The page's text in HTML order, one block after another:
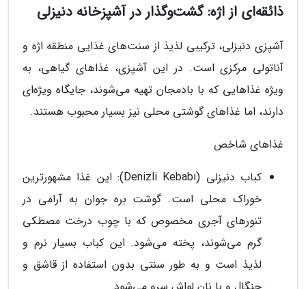
ذائقه‌ای از اژه: گشت‌وگذار در آشپزخانه دنیزلی
آشپزی دنیزلی، ترکیبی لذیذ از سنت‌های غذایی منطقه اژه و
آناتولی مرکزی است. در این آشپزی، غذاهای گیاهی، به
ویژه غذاهایی که با بادمجان تهیه می‌شوند، جایگاه ویژه‌ای
دارند، اما غذاهای گوشتی محلی نیز بسیار محبوب هستند.
غذاهای شاخص
کباب دنیزلی (Denizli Kebabı): این غذا مشهورترین
خوراک محلی است. گوشت بره جوان به آرامی در
تنورهای آجری مخصوص که با چوب درخت مصطکی
گرم می‌شوند، پخته می‌شود. این کباب بسیار نرم و
لذیذ است و به طور سنتی بدون استفاده از قاشق و